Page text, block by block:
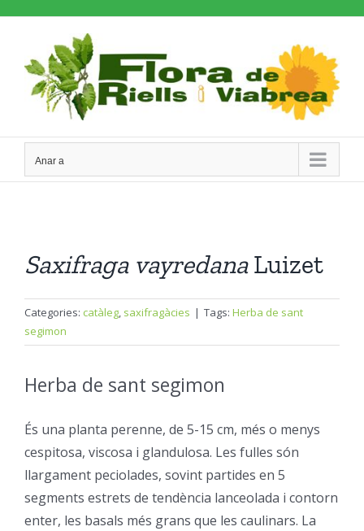
content
Anar a
Saxifraga vayredanaLuizet
Categories: catàleg, saxifragàcies | Tags: Herba de sant
segimon
Herba de sant segimon
És una planta perenne, de 5-15 cm, més o menys
cespitosa, viscosa i glandulosa. Les fulles són
llargament peciolades, sovint partides en 5
segments estrets de tendència lanceolada i contorn
enter, les basals més grans que les caulinars. La